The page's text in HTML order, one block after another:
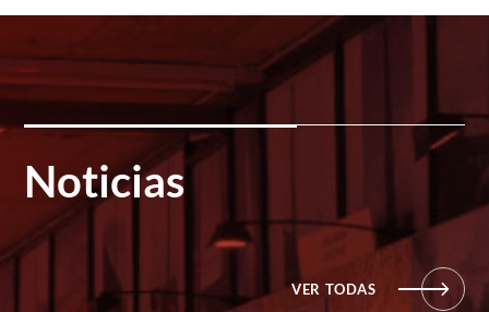
Noticias
VER TODAS